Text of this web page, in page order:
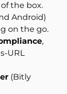
the box.
Android)
on the go.
,
URL
(Bitly